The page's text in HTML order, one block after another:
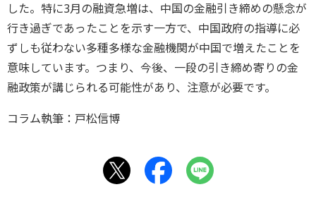
した。特に3月の融資急増は、中国の金融引き締めの懸念が
行き過ぎであったことを示す一方で、中国政府の指導に必
ずしも従わない多種多様な金融機関が中国で増えたことを
意味しています。つまり、今後、一段の引き締め寄りの金
融政策が講じられる可能性があり、注意が必要です。
コラム執筆：戸松信博